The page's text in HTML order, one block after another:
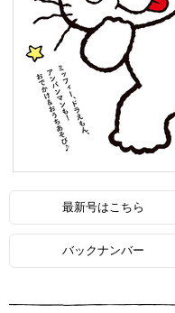
最新号はこちら
バックナンバー